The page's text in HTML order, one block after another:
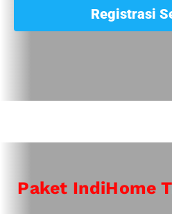
Registrasi
Paket IndiHome